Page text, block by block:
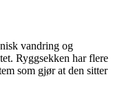
vandring og
Ryggsekken har flere
som gjør at den sitter